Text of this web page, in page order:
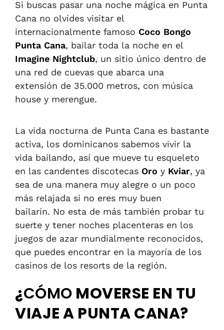
Si buscas pasar una noche mágica en Punta
Cana no olvides visitar el
internacionalmente famoso Coco Bongo
Punta Cana, bailar toda la noche en el
Imagine Nightclub, un sitio único dentro de
una red de cuevas que abarca una
extensión de 35.000 metros, con música
house y merengue.
La vida nocturna de Punta Cana es bastante
activa, los dominicanos sabemos vivir la
vida bailando, así que mueve tu esqueleto
en las candentes discotecas Oro y Kviar, ya
sea de una manera muy alegre o un poco
más relajada si no eres muy buen
bailarín. No esta de más también probar tu
suerte y tener noches placenteras en los
juegos de azar mundialmente reconocidos,
que puedes encontrar en la mayoría de los
casinos de los resorts de la región.
¿CÓMO MOVERSE EN TU
VIAJE A PUNTA CANA?